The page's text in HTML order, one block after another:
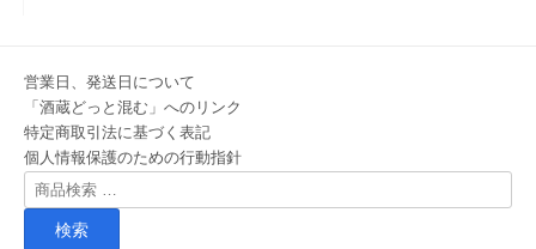
営業日、発送日について
「酒蔵どっと混む」へのリンク
特定商取引法に基づく表記
個人情報保護のための行動指針
検
索